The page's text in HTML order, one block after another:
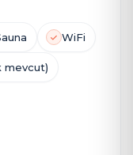
auna WiFi
mevcut)